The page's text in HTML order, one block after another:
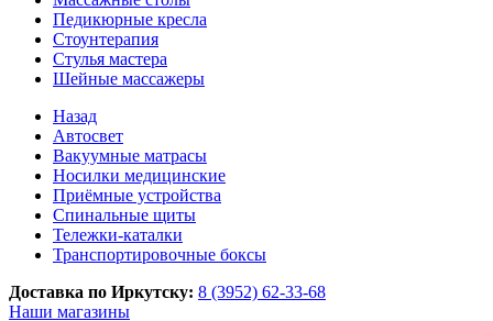
Педикюрные кресла
Стоунтерапия
Стулья мастера
Шейные массажеры
Назад
Автосвет
Вакуумные матрасы
Носилки медицинские
Приёмные устройства
Спинальные щиты
Тележки-каталки
Транспортировочные боксы
Доставка по Иркутску: 8 (3952) 62-33-68
Наши магазины